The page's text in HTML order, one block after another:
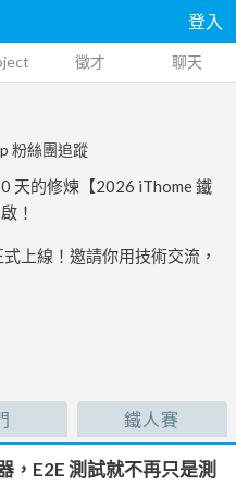
登入
徵才 聊天
粉絲團追蹤
天的修煉【2026 iThome 鐵
！
上線！邀請你用技術交流，
鐵人賽
，E2E 測試就不再只是測